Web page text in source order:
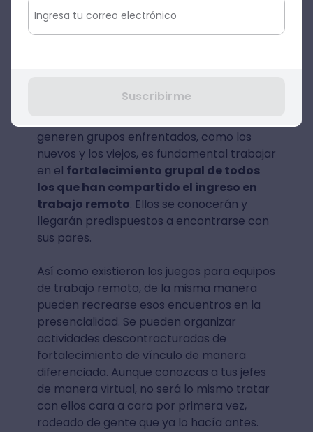
empresa lo más pronto posible
Crear un vínculo entre quienes
reincorporación presencial, si bien es
generen grupos enfrentados, como los
nuevos y los viejos, es fundamental trabajar
en el fortalecimiento grupal de todos
los que han compartido el ingreso en
trabajo remoto. Ellos se conocerán y
llegarán predispuestos a encontrarse con
sus pares.
Así como existieron los juegos para equipos
de trabajo remoto, de la misma manera
pueden recrearse esos encuentros en la
presencialidad. Se pueden organizar
actividades descontracturadas de
fortalecimiento de vínculo de manera
diferenciada. Aunque conozcas a tus jefes
de manera virtual, no será lo mismo tratar
con ellos cara a cara por primera vez,
rodeado de gente que ya lo hacía antes.
Suscribirme